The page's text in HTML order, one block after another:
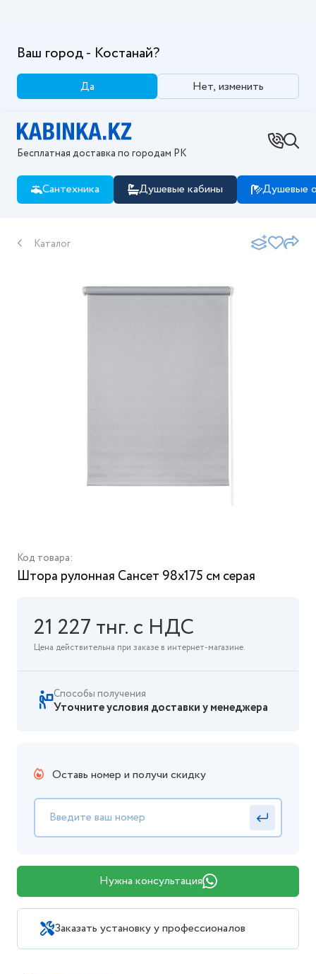
Ваш город - Костанай?
Да Нет, изменить
Бесплатная доставка по городам РК
Сантехника Душевые кабины Душевые
Каталог
Код товара:
Штора рулонная Сансет 98x175 см серая
21 227 тнг. с НДС
Цена действительна при заказе в интернет-магазине.
Способы получения
Уточните условия доставки у менеджера
Оставь номер и получи скидку
Нужна консультация
Заказать установку у профессионалов